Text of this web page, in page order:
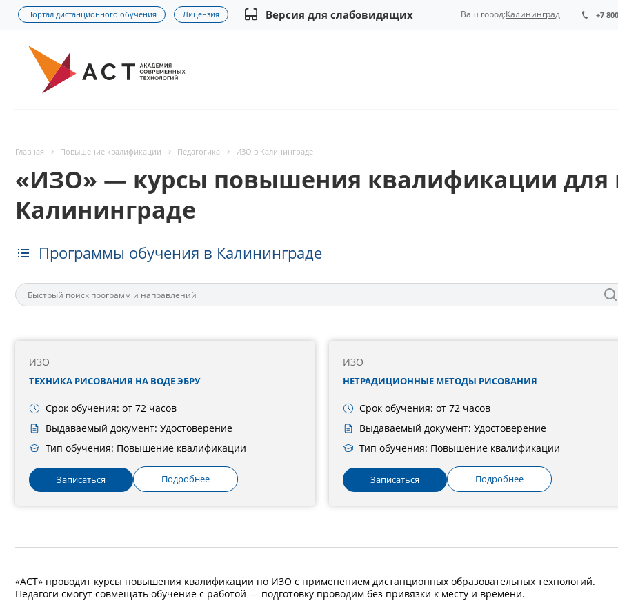
Портал дистанционного обучения Лицензия Версия для слабовидящих +7
Ваш город:Калининград
Главная Повышение квалификации Педагогика ИЗО в Калининграде
«ИЗО» — курсы повышения квалификации для
Калининграде
Программы обучения в Калининграде
ИЗО
ТЕХНИКА РИСОВАНИЯ НА ВОДЕ ЭБРУ
Срок обучения: от 72 часов
Выдаваемый документ: Удостоверение
Тип обучения: Повышение квалификации
Записаться Подробнее
ИЗО
НЕТРАДИЦИОННЫЕ МЕТОДЫ РИСОВАНИЯ
Срок обучения: от 72 часов
Выдаваемый документ: Удостоверение
Тип обучения: Повышение квалификации
Записаться Подробнее
«АСТ» проводит курсы повышения квалификации по ИЗО с применением дистанционных образовательных технологий.
Педагоги смогут совмещать обучение с работой — подготовку проводим без привязки к месту и времени.